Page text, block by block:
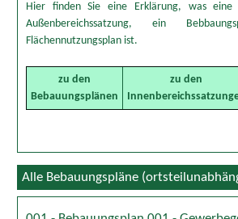
Hier finden Sie eine Erklärung, was eine
Außenbereichssatzung, ein
Flächennutzungsplan ist.
zu den
Bebauungsplänen
zu den
Alle Bebauungspläne